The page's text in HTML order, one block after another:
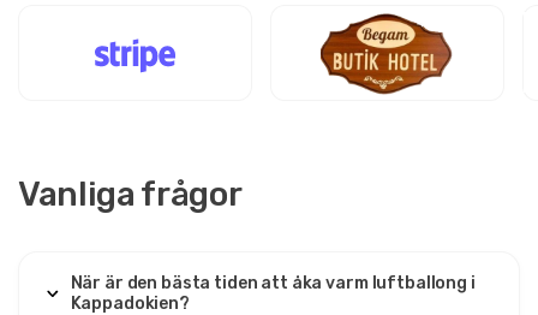
Vanliga frågor
När är den bästa tiden att åka varm luftballong i
Kappadokien?